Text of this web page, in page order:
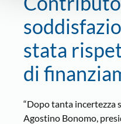
stata
di
“Dopo tanta incertezza
Agostino Bonomo,